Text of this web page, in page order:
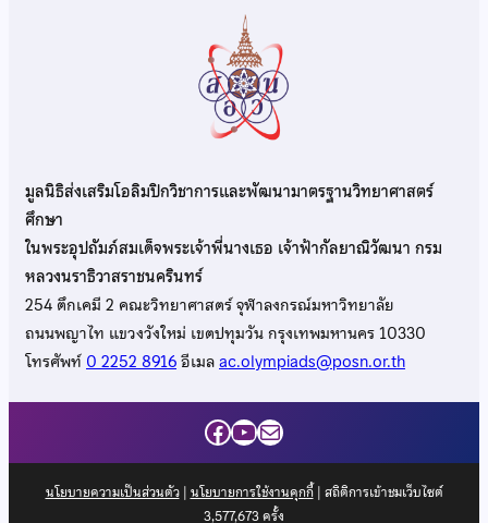
มูลนิธิส่งเสริมโอลิมปิกวิชาการและพัฒนามาตรฐานวิทยาศาสตร์
ศึกษา
ในพระอุปถัมภ์สมเด็จพระเจ้าพี่นางเธอ เจ้าฟ้ากัลยาณิวัฒนา กรม
หลวงนราธิวาสราชนครินทร์
254 ตึกเคมี 2 คณะวิทยาศาสตร์ จุฬาลงกรณ์มหาวิทยาลัย
ถนนพญาไท แขวงวังใหม่ เขตปทุมวัน กรุงเทพมหานคร 10330
โทรศัพท์0 2252 8916อีเมลac.olympiads@posn.or.th
Facebook
YouTube
Mail
นโยบายความเป็นส่วนตัว| นโยบายการใช้งานคุกกี้| สถิติการเข้าชมเว็บไซต์
3,577,673ครั้ง